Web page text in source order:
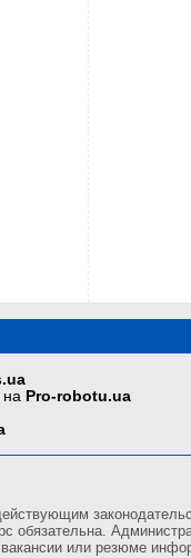
на Pro-robotu.ua
обязательна.
или резюме